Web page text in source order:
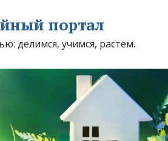
портал
делимся, учимся, растем.